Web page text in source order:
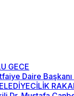
GECE
Daire